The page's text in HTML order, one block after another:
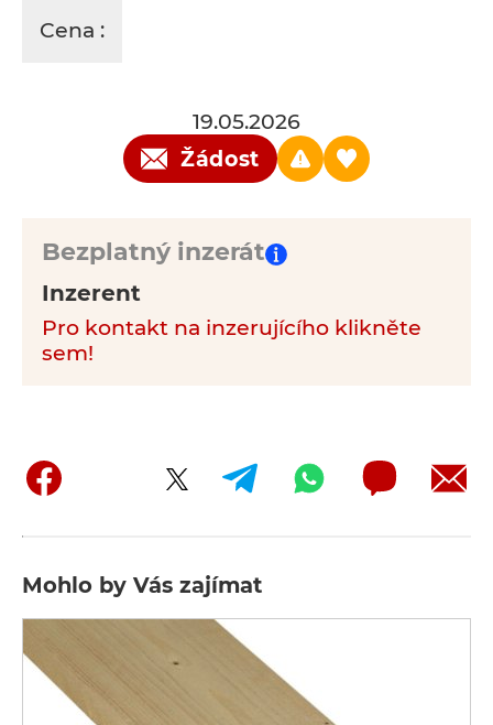
Cena :
19.05.2026
Žádost
Bezplatný inzerát
Inzerent
Pro kontakt na inzerujícího klikněte
sem!
Mohlo by Vás zajímat